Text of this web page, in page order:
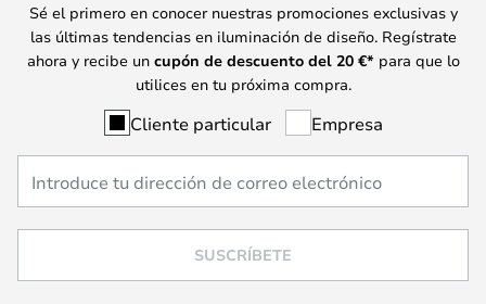
Sé el primero en conocer nuestras promociones exclusivas y
las últimas tendencias en iluminación de diseño. Regístrate
ahora y recibe un cupón de descuento del 20 €* para que lo
utilices en tu próxima compra.
Cliente particular Empresa
SUSCRÍBETE